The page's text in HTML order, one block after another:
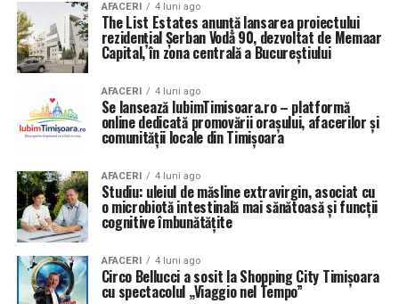
AFACERI 4 luni ago
The List Estates anunță lansarea proiectului
rezidențial Șerban Vodă 90, dezvoltat de Memaar
Capital, în zona centrală a Bucureștiului
AFACERI 4 luni ago
Se lansează IubimTimisoara.ro – platformă
online dedicată promovării orașului, afacerilor și
comunității locale din Timișoara
AFACERI 4 luni ago
Studiu: uleiul de măsline extravirgin, asociat cu
o microbiotă intestinală mai sănătoasă și funcții
cognitive îmbunătățite
AFACERI 4 luni ago
Circo Bellucci a sosit la Shopping City Timișoara
cu spectacolul „Viaggio nel Tempo”